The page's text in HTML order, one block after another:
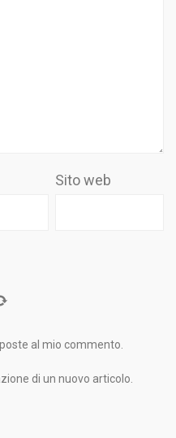
Sito web
al mio commento.
di un nuovo articolo.